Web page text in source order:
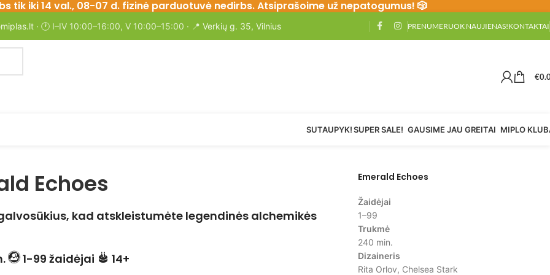
tik iki 14 val., 08-07 d. fizinė parduotuvė nedirbs. Atsiprašoime už nepatogumus! 🎲
· 🕐 I–IV 10:00–16:00, V 10:00–15:00 · 📍 Verkių g. 35, Vilnius PRENUMERUOK NAUJIENAS!KONTAKTAI
€
SUTAUPYK!SUPER SALE! GAUSIME JAU GREITAI MIPLO
Echoes
kad atskleistumėte legendinės alchemikės
1-99 žaidėjai 14+
Emerald Echoes
Žaidėjai
1–99
Trukmė
240 min.
Dizaineris
Rita Orlov, Chelsea Stark